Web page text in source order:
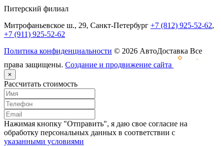
Питерский филиал
Митрофаньевское ш., 29, Санкт-Петербург +7 (812) 925-52-62,
+7 (911) 925-52-62
Политика конфиденциальности © 2026 АвтоДоставка Все
права защищены. Создание и продвижение сайта
×
Рассчитать стоимость
Нажимая кнопку "Отправить", я даю свое согласие на
обработку персональных данных в соответствии с
указанными условиями